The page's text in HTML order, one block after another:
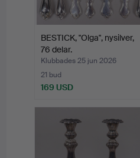
BESTICK, "Olga", nysilver,
76 delar.
Klubbades 25 jun 2026
21 bud
169 USD